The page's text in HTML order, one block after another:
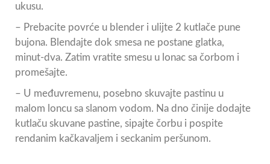
ukusu.
– Prebacite povrće u blender i ulijte 2 kutlače pune
bujona. Blendajte dok smesa ne postane glatka,
minut-dva. Zatim vratite smesu u lonac sa čorbom i
promešajte.
– U međuvremenu, posebno skuvajte pastinu u
malom loncu sa slanom vodom. Na dno činije dodajte
kutlaču skuvane pastine, sipajte čorbu i pospite
rendanim kačkavaljem i seckanim peršunom.